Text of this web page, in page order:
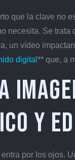
que la clave no
necesita. Se
un vídeo
digital ** que, a
y
por los ojos.